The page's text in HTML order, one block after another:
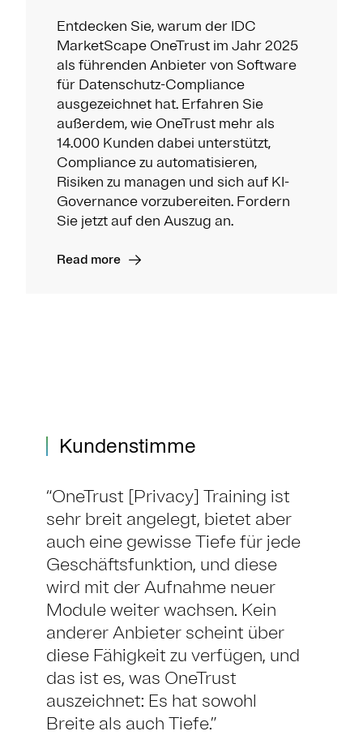
Entdecken Sie, warum der IDC
MarketScape OneTrust im Jahr 2025
als führenden Anbieter von Software
für Datenschutz-Compliance
ausgezeichnet hat. Erfahren Sie
außerdem, wie OneTrust mehr als
14.000 Kunden dabei unterstützt,
Compliance zu automatisieren,
Risiken zu managen und sich auf KI-
Governance vorzubereiten. Fordern
Sie jetzt auf den Auszug an.
Read more
Kundenstimme
OneTrust [Privacy] Training ist
sehr breit angelegt, bietet aber
auch eine gewisse Tiefe für jede
Geschäftsfunktion, und diese
wird mit der Aufnahme neuer
Module weiter wachsen. Kein
anderer Anbieter scheint über
diese Fähigkeit zu verfügen, und
das ist es, was OneTrust
auszeichnet: Es hat sowohl
Breite als auch Tiefe.